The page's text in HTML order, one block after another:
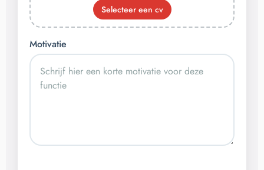
Selecteer een cv
Motivatie